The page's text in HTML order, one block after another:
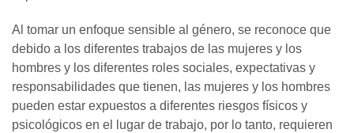
Al tomar un enfoque sensible al género, se reconoce que
debido a los diferentes trabajos de las mujeres y los
hombres y los diferentes roles sociales, expectativas y
responsabilidades que tienen, las mujeres y los hombres
pueden estar expuestos a diferentes riesgos físicos y
psicológicos en el lugar de trabajo, por lo tanto, requieren